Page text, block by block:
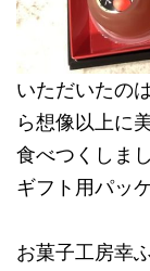
いただいたの
ら想像以上に
食べつくしま
ギフト用パッ
お菓子工房幸